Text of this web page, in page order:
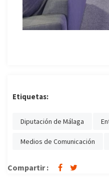
Etiquetas:
Diputación de Málaga
Medios de Comunicación
Compartir :